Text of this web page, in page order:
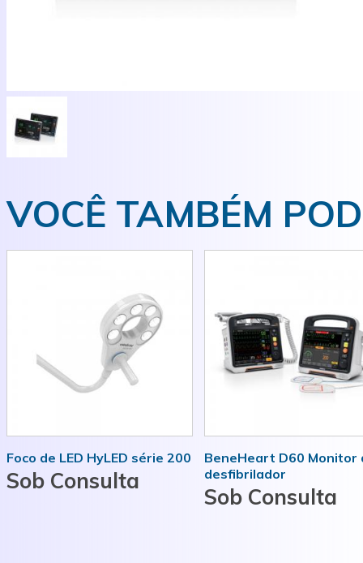
VOCÊ TAMBÉM
Foco de LED HyLED série 200
Sob Consulta
BeneHeart D60 Monitor
desfibrilador
Sob Consulta